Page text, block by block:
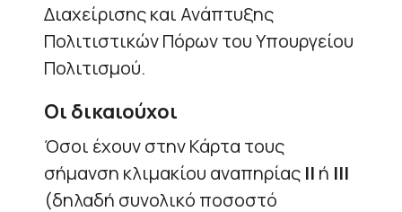
Διαχείρισης και Ανάπτυξης
Πολιτιστικών Πόρων του Υπουργείου
Πολιτισμού.
Oι δικαιούχοι
Όσοι έχουν στην Κάρτα τους
σήμανση κλιμακίου αναπηρίας ΙΙ ή ΙΙΙ
(δηλαδή συνολικό ποσοστό